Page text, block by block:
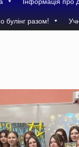
булінг разом!